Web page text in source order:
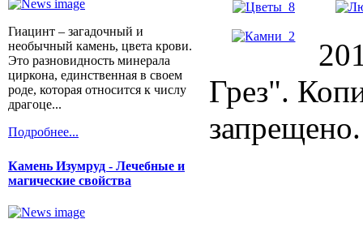
Гиацинт – загадочный и
необычный камень, цвета крови.
Это разновидность минерала
циркона, единственная в своем
роде, которая относится к числу
драгоце...
Подробнее...
Камень Изумруд - Лечебные и
магические свойства
Грез".
запрещено.